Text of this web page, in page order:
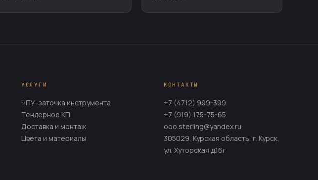
УСЛУГИ
ЧПУ-заточка инструмента
Тендерное КП
Доставка и монтаж
Цвета и материалы
КОНТАКТЫ
+7 (4712) 999-399
+7 (919) 175-75-65
ooo.sterling@yandex.ru
305029, Курская область, г. Курск,
ул. Хуторская д.16г